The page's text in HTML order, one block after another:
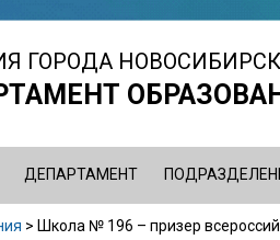
ГОРОДА
ДЕПАРТАМЕНТ
> Школа № 196 – призер